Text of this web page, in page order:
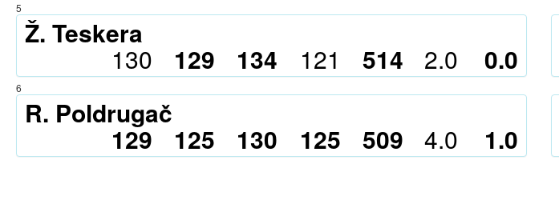
5
Ž. Teskera
130 129 134 121 514 2.0 0.0
6
R. Poldrugač
129 125 130 125 509 4.0 1.0